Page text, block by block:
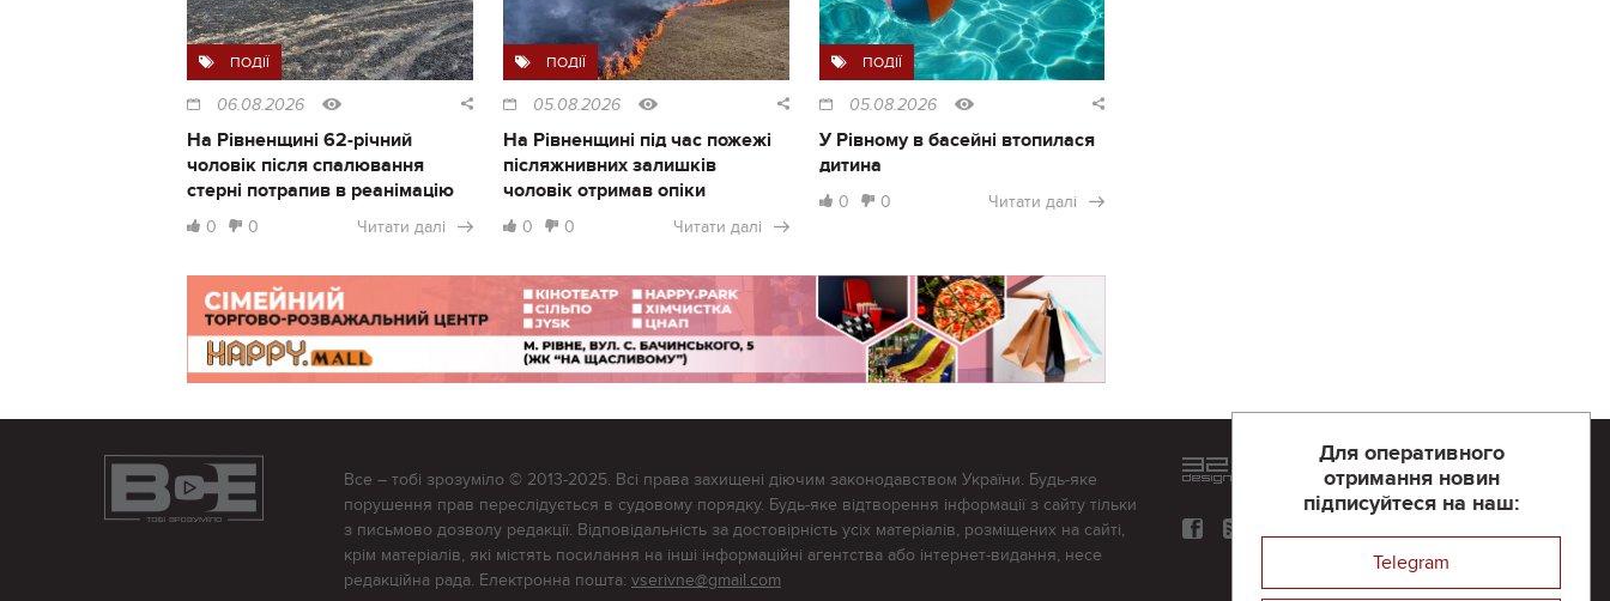
ПОДІЇ
06.08.2026
На Рівненщині 62-річний
чоловік після спалювання
стерні потрапив в реанімацію
0 0 Читати далі
ПОДІЇ
05.08.2026
На Рівненщині під час пожежі
післяжнивних залишків
чоловік отримав опіки
0 0 Читати далі
ПОДІЇ
05.08.2026
У Рівному в басейні втопилася
дитина
0 0 Читати далі
Для оперативного
отримання новин
підписуйтеся на наш:
Telegram
Все – тобі зрозуміло © 2013-2025. Всі права захищені діючим законодавством України. Будь-яке
порушення прав переслідується в судовому порядку. Будь-яке відтворення інформації з сайту тільки
з письмово дозволу редакції. Відповідальність за достовірність усіх матеріалів, розміщених на сайті,
крім матеріалів, які містять посилання на інші інформаційні агентства або інтернет-видання, несе
редакційна рада. Електронна пошта: vserivne@gmail.com
Розроблений та підтримується
компанії 32х32